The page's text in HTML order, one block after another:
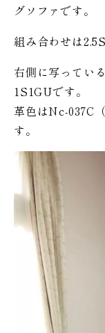
グソファです。
組み合わせは
右側に写ってい
1S1GUです。
革色はNc-037C
す。